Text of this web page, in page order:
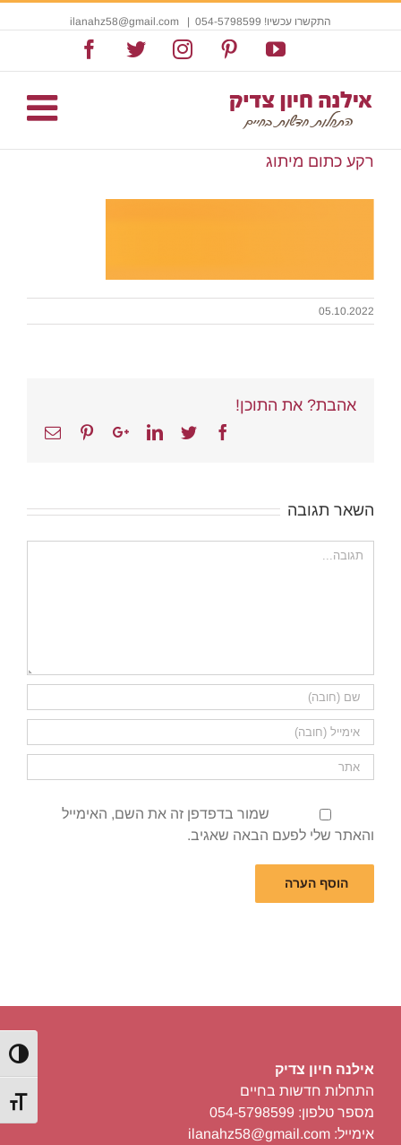
מתג
התקשרו עכשיו! 054-5798599 |
YouTube
Pinterest
Instagram
Twitter
רקע כתום מיתוג
05.10.2022
אהבת? את התוכן!
Facebook
Twitter
Linkedin
Google+
Pinterest
Email
השאר תגובה
הערה
שמור בדפדפן זה את השם, האימייל
והאתר שלי לפעם הבאה שאגיב.
אילנה חיון צדיק
התחלות חדשות בחיים
מספר טלפון: 054-5798599
אימייל: ilanahz58@gmail.com